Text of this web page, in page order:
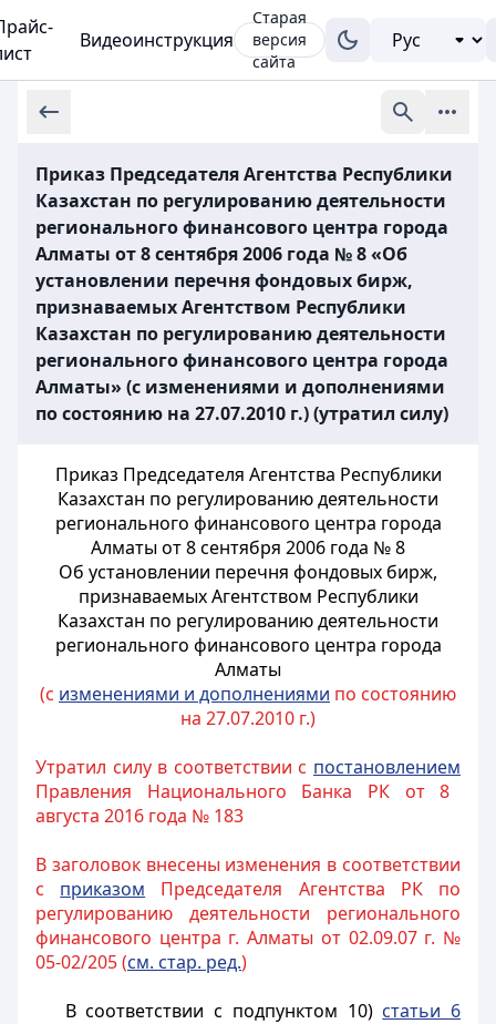
Видеоинструкция
Старая
версия
сайта
Приказ Председателя Агентства Республики
Казахстан по регулированию деятельности
регионального финансового центра города
Алматы от 8 сентября 2006 года № 8 «Об
установлении перечня фондовых бирж,
признаваемых Агентством Республики
Казахстан по регулированию деятельности
регионального финансового центра города
Алматы» (с изменениями и дополнениями
по состоянию на 27.07.2010 г.) (утратил силу)
Приказ Председателя Агентства Республики
Казахстан по регулированию деятельности
регионального финансового центра города
Алматы от 8 сентября 2006 года № 8
Об установлении перечня фондовых бирж,
признаваемых Агентством Республики
Казахстан по регулированию деятельности
регионального финансового центра города
Алматы
(с изменениями и дополнениями по состоянию
на 27.07.2010 г.)
Утратил силу в соответствии с постановлением
Правления Национального Банка РК от 8
августа 2016 года № 183
В заголовок внесены изменения в соответствии
с приказом Председателя Агентства РК по
регулированию деятельности регионального
финансового центра г. Алматы от 02.09.07 г. №
05-02/205 (см. стар. ред.)
В соответствии с подпунктом 10) статьи 6